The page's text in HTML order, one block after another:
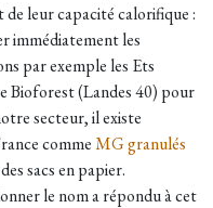
leur capacité calorifique :
immédiatement les
par exemple les Ets
Bioforest (Landes 40) pour
secteur, il existe
commeMG granulés
sacs en papier.
le nom a répondu à cet